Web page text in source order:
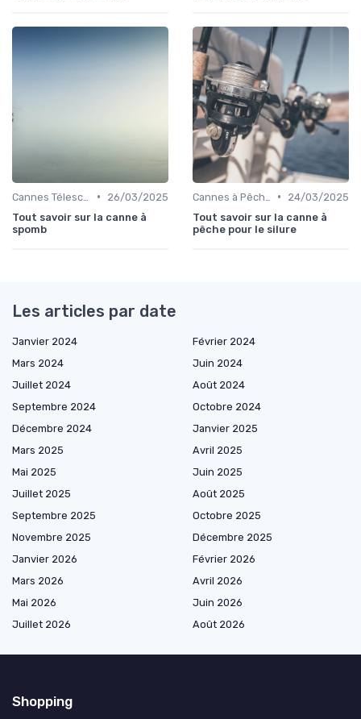
•
26/03/2025
Tout savoir sur la canne à
spomb
•
24/03/2025
Tout savoir sur la canne à
pêche pour le silure
Les articles par date
Janvier 2024
Février 2024
Mars 2024
Juin 2024
Juillet 2024
Août 2024
Septembre 2024
Octobre 2024
Décembre 2024
Janvier 2025
Mars 2025
Avril 2025
Mai 2025
Juin 2025
Juillet 2025
Août 2025
Septembre 2025
Octobre 2025
Novembre 2025
Décembre 2025
Janvier 2026
Février 2026
Mars 2026
Avril 2026
Mai 2026
Juin 2026
Juillet 2026
Août 2026
Shopping